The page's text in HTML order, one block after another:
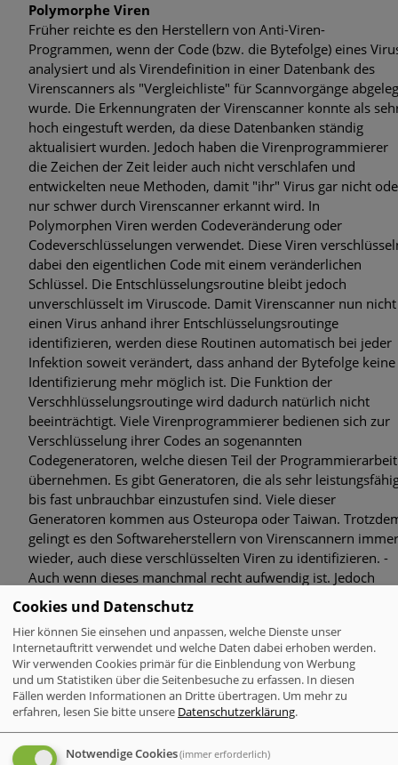
Polymorphe Viren
Früher reichte es den Herstellern von Anti-Viren-
Programmen, wenn der Code (bzw. die Bytefolge) eines
analysiert und als Virendefinition in einer Datenbank des
Virenscanners als "Vergleichliste" für Scannvorgänge
wurde. Die Erkennungraten der Virenscanner konnte als
hoch eingestuft werden, da diese Datenbanken ständig
aktualisiert wurden. Jedoch haben die Virenprogrammierer
die Zeichen der Zeit leider auch nicht verschlafen und
entwickelten neue Methoden, damit "ihr" Virus gar nicht
nur schwer durch Virenscanner erkannt wird. In
Polymorphen Viren werden Codeveränderung oder
Codeverschlüsselungen verwendet. Diese Viren
dabei den eigentlichen Code mit einem veränderlichen
Schlüssel. Die Entschlüsselungsroutine bleibt jedoch
unverschlüsselt im Viruscode. Damit Virenscanner nun nicht
einen Virus anhand ihrer Entschlüsselungsroutinge
identifizieren, werden diese Routinen automatisch bei jeder
Infektion soweit verändert, dass anhand der Bytefolge keine
Identifizierung mehr möglich ist. Die Funktion der
Verschhlüsselungsroutinge wird dadurch natürlich nicht
beeinträchtigt. Viele Virenprogrammierer bedienen sich zur
Verschlüsselung ihrer Codes an sogenannten
Codegeneratoren, welche diesen Teil der Programmierarbeit
übernehmen. Es gibt Generatoren, die als sehr
bis fast unbrauchbar einzustufen sind. Viele dieser
Generatoren kommen aus Osteuropa oder Taiwan.
gelingt es den Softwareherstellern von Virenscannern immer
wieder, auch diese verschlüsselten Viren zu identifizieren. -
Auch wenn dieses manchmal recht aufwendig ist. Jedoch
brauchen Virenprogrammierer nicht glauben, dass
Virenforschern Codegeneratoren nicht bekannt sind......
Retroviren
Dieser "Virenspezie" ist darauf aus AntiVirenProgramme
anzugreifen. Dieses reicht von völlig ausser Gefecht setzen
Sorte Viren untersuchen genaustens "Byte für Byte" die Anti
Cookies und Datenschutz
Hier können Sie einsehen und anpassen, welche Dienste unser
Internetauftritt verwendet und welche Daten dabei erhoben werden.
Wir verwenden Cookies primär für die Einblendung von Werbung
und um Statistiken über die Seitenbesuche zu erfassen. In diesen
Fällen werden Informationen an Dritte übertragen. Um mehr zu
erfahren, lesen Sie bitte unsere Datenschutzerklärung.
Notwendige Cookies(immer erforderlich)